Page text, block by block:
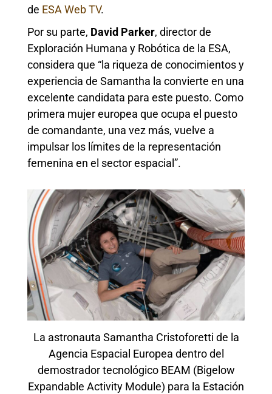
de ESA Web TV.
Por su parte, David Parker, director de
Exploración Humana y Robótica de la ESA,
considera que “la riqueza de conocimientos y
experiencia de Samantha la convierte en una
excelente candidata para este puesto. Como
primera mujer europea que ocupa el puesto
de comandante, una vez más, vuelve a
impulsar los límites de la representación
femenina en el sector espacial”.
La astronauta Samantha Cristoforetti de la
Agencia Espacial Europea dentro del
demostrador tecnológico BEAM (Bigelow
Expandable Activity Module) para la Estación